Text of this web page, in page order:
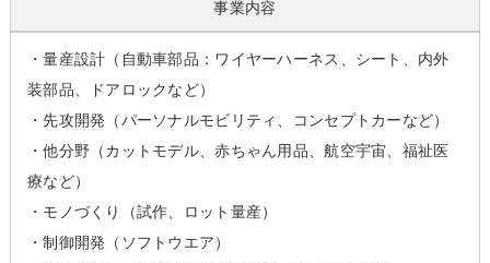
事業内容
・量産設計（自動車部品：ワイヤーハーネス、シート、内外
装部品、ドアロックなど）
・先攻開発（パーソナルモビリティ、コンセプトカーなど）
・他分野（カットモデル、赤ちゃん用品、航空宇宙、福祉医
療など）
・モノづくり（試作、ロット量産）
・制御開発（ソフトウエア）